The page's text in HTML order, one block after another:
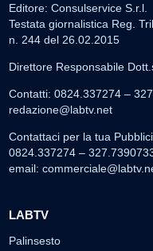
Editore: Consulservice S.r.l.
Testata giornalistica Reg.
n. 244 del 26.02.2015
Direttore Responsabile
Contatti: 0824.337274 –
redazione@labtv.net
Contattaci per la tua
0824.337274 –
email:
LABTV
Palinsesto